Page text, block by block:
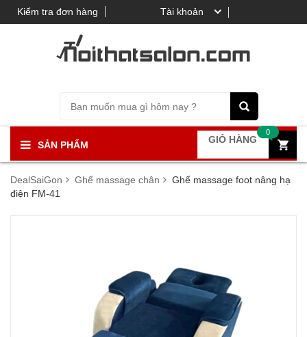
Tài khoản
Kiểm tra đơn hàng
SẢN PHẨM GIỎ HÀNG
0
DealSaiGon Ghế massage chân
Ghế massage foot nâng hạ
điện FM-41